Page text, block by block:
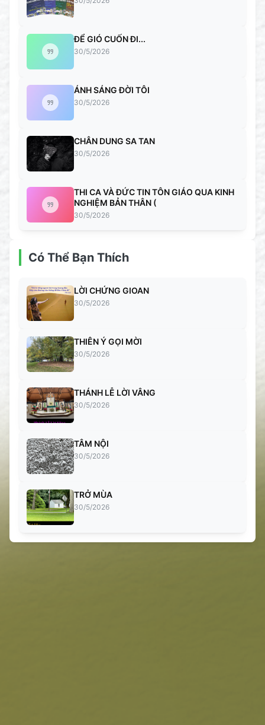
ĐỂ GIÓ CUỐN ĐI...
30/5/2026
ÁNH SÁNG ĐỜI TÔI
30/5/2026
CHÂN DUNG SA TAN
30/5/2026
THI CA VÀ ĐỨC TIN TÔN GIÁO QUA KINH
NGHIỆM BẢN THÂN (
30/5/2026
Có Thể Bạn Thích
LỜI CHỨNG GIOAN
30/5/2026
THIÊN Ý GỌI MỜI
30/5/2026
THÁNH LỄ LỜI VÂNG
30/5/2026
TÂM NỘI
30/5/2026
TRỞ MÙA
30/5/2026